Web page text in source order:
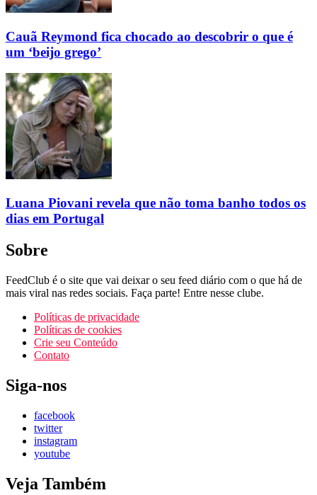
Cauã Reymond fica chocado ao descobrir o que é
um ‘beijo grego’
Luana Piovani revela que não toma banho todos os
dias em Portugal
Sobre
FeedClub é o site que vai deixar o seu feed diário com o que há de
mais viral nas redes sociais. Faça parte! Entre nesse clube.
Políticas de privacidade
Políticas de cookies
Crie seu Conteúdo
Contato
Siga-nos
facebook
twitter
instagram
youtube
Veja Também